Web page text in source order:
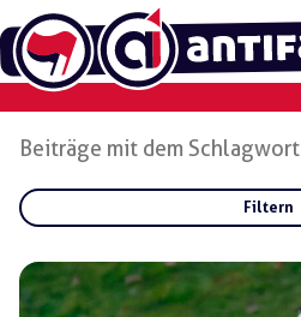
Zum
Inhalt
springen
Beiträge mit dem Schlagwort
Filtern